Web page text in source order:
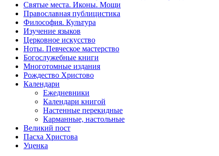
Святые места. Иконы. Мощи
Православная публицистика
Философия. Культура
Изучение языков
Церковное искусство
Ноты. Певческое мастерство
Богослужебные книги
Многотомные издания
Рождество Христово
Календари
Ежедневники
Календари книгой
Настенные перекидные
Карманные, настольные
Великий пост
Пасха Христова
Уценка